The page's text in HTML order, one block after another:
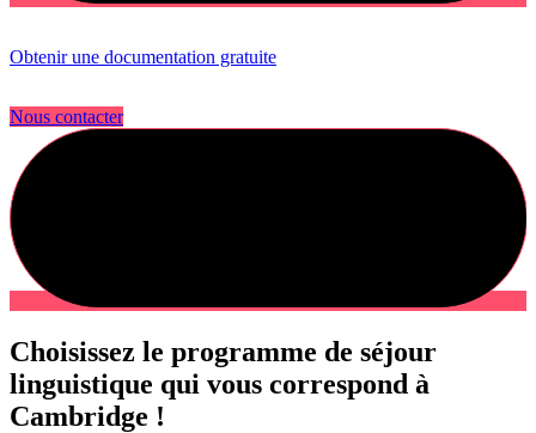
Obtenir une documentation gratuite
Nous contacter
Choisissez le programme de séjour
linguistique qui vous correspond à
Cambridge !